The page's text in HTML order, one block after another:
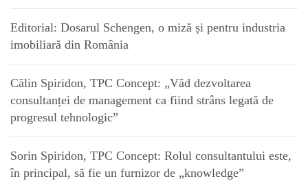
Editorial: Dosarul Schengen, o miză și pentru industria
imobiliară din România
Călin Spiridon, TPC Concept: „Văd dezvoltarea
consultanței de management ca fiind strâns legată de
progresul tehnologic”
Sorin Spiridon, TPC Concept: Rolul consultantului este,
în principal, să fie un furnizor de „knowledge”